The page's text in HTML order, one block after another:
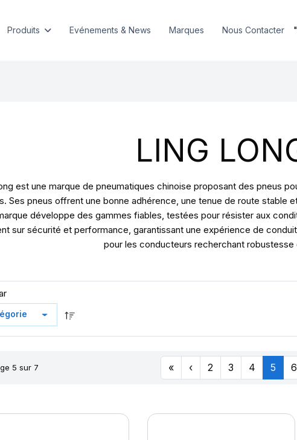
Produits Evénements & News Marques Nous Contacter
LING
est une marque de pneumatiques chinoise proposant des pneus
Ses pneus offrent une bonne adhérence, une tenue de route stable
développe des gammes fiables, testées pour résister aux
sur sécurité et performance, garantissant une expérience de
pour les conducteurs recherchant robustesse
5 sur 7 « ‹ 2 3 4 5 6